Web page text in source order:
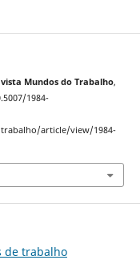
Mundos do Trabalho,
1984-
article/view/1984-
de trabalho